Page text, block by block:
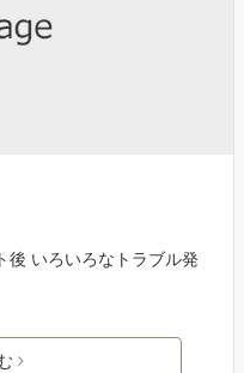
後 いろいろなトラブル発